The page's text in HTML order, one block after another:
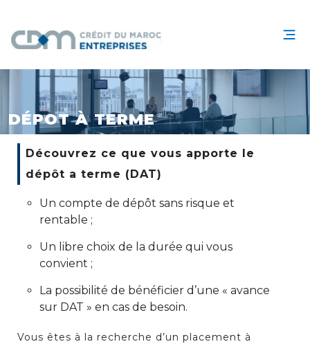
DÉPOT À TERME
Découvrez ce que vous apporte le
dépôt a terme (DAT)
Un compte de dépôt sans risque et
rentable ;
Un libre choix de la durée qui vous
convient ;
La possibilité de bénéficier d’une « avance
sur DAT » en cas de besoin.
Vous êtes à la recherche d’un placement à